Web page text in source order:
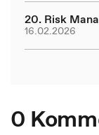
20. Risk
16.02.2026
0